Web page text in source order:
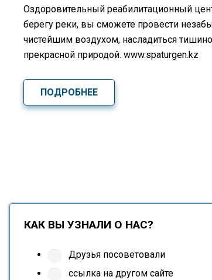
Оздоровительный реабилитационный
берегу реки, вы сможете провести
чистейшим воздухом, насладиться
прекрасной природой. www.spaturgen.kz
ПОДРОБНЕЕ
КАК ВЫ УЗНАЛИ О НАС?
Друзья посоветовали
ссылка на другом сайте